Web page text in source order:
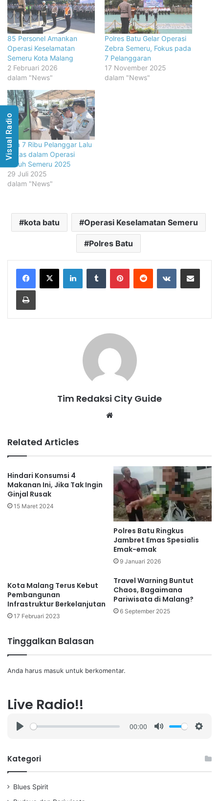
85 Personel Amankan
Operasi Keselamatan
Semeru Kota Malang
2 Februari 2026
dalam "News"
Polres Batu Gelar Operasi
Zebra Semeru, Fokus pada
7 Pelanggaran
17 November 2025
dalam "News"
Ada 7 Ribu Pelanggar Lalu
Lintas dalam Operasi
Patuh Semeru 2025
29 Juli 2025
dalam "News"
kota batu Operasi Keselamatan Semeru
Polres Batu
LinkedInTumblr PinterestReddit VKontakteShare via Email
Print
Tim Redaksi City Guide
Related Articles
Hindari Konsumsi 4
Makanan Ini, Jika Tak Ingin
Ginjal Rusak
15 Maret 2024
Polres Batu Ringkus
Jambret Emas Spesialis
Emak-emak
9 Januari 2026
Kota Malang Terus Kebut
Pembangunan
Infrastruktur Berkelanjutan
17 Februari 2023
Travel Warning Buntut
Chaos, Bagaimana
Pariwisata di Malang?
6 September 2025
Tinggalkan Balasan
Anda harus masuk untuk berkomentar.
Live Radio!!
a
00:00
Kategori
Blues Spirit
Visual Radio